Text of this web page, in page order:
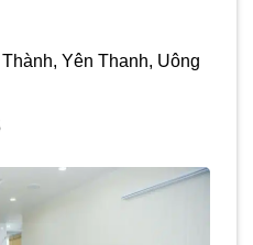
Yên Thanh, Uông